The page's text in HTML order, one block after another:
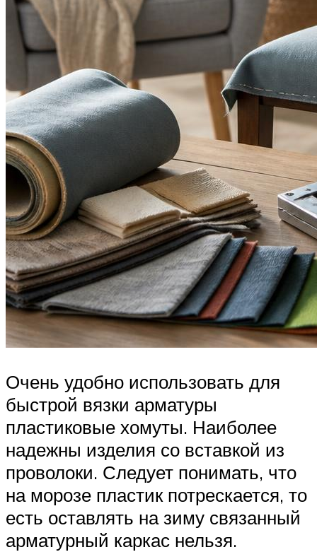
Очень удобно использовать для
быстрой вязки арматуры
пластиковые хомуты. Наиболее
надежны изделия со вставкой из
проволоки. Следует понимать, что
на морозе пластик потрескается, то
есть оставлять на зиму связанный
арматурный каркас нельзя.